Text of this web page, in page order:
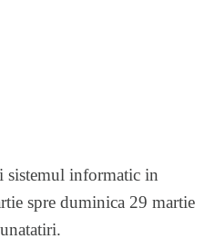
sistemul informatic in
spre duminica 29 martie